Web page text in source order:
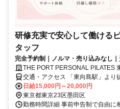
研修充実で安心して働ける
タッフ
完全予約制｜ノルマ・売り込みなし
THE PORT PERSONAL PILATES
交通・アクセス 「東向島駅」より
日給15,000円～20,000円
東京都東京23区墨田区
勤務時間詳細 事前申告制で自由に